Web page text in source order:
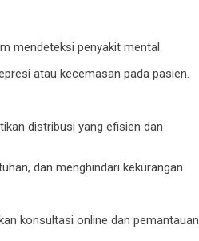
mendeteksi penyakit mental.
atau kecemasan pada pasien.
distribusi yang efisien dan
dan menghindari kekurangan.
konsultasi online dan pemantauan